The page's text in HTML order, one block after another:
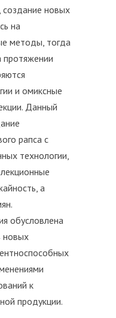
создание новых
на
методы, тогда
протяжении
и омиксные
Данный
рапса с
технологии,
а
обусловлена
новых
к
продукции.